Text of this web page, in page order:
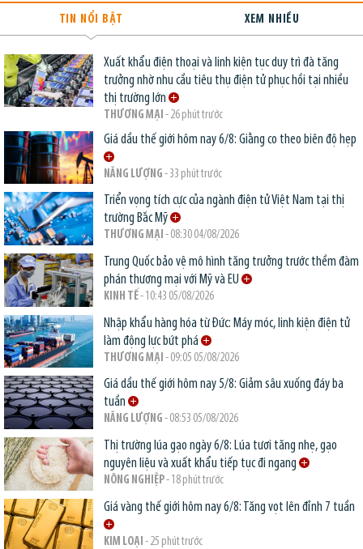
TIN NỔI BẬT XEM NHIỀU
Xuất khẩu điện thoại và linh kiện tục duy trì đà tăng
trưởng nhờ nhu cầu tiêu thụ điện tử phục hồi tại nhiều
thị trường lớn
THƯƠNG MẠI - 26 phút trước
Giá dầu thế giới hôm nay 6/8: Giằng co theo biên độ hẹp
NĂNG LƯỢNG - 33 phút trước
Triển vọng tích cực của ngành điện tử Việt Nam tại thị
trường Bắc Mỹ
THƯƠNG MẠI - 08:30 04/08/2026
Trung Quốc bảo vệ mô hình tăng trưởng trước thềm đàm
phán thương mại với Mỹ và EU
KINH TẾ- 10:43 05/08/2026
Nhập khẩu hàng hóa từ Đức: Máy móc, linh kiện điện tử
làm động lực bứt phá
THƯƠNG MẠI - 09:05 05/08/2026
Giá dầu thế giới hôm nay 5/8: Giảm sâu xuống đáy ba
tuần
NĂNG LƯỢNG - 08:53 05/08/2026
Thị trường lúa gạo ngày 6/8: Lúa tươi tăng nhẹ, gạo
nguyên liệu và xuất khẩu tiếp tục đi ngang
NÔNG NGHIỆP- 18 phút trước
Giá vàng thế giới hôm nay 6/8: Tăng vọt lên đỉnh 7 tuần
KIM LOẠI - 25 phút trước